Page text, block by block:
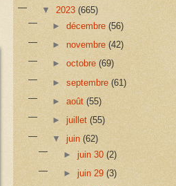
▼ 2023 (665)
►décembre(56)
►novembre(42)
►octobre(69)
►septembre(61)
►août(55)
► juillet(55)
▼juin(62)
► juin 30 (2)
► juin 29 (3)